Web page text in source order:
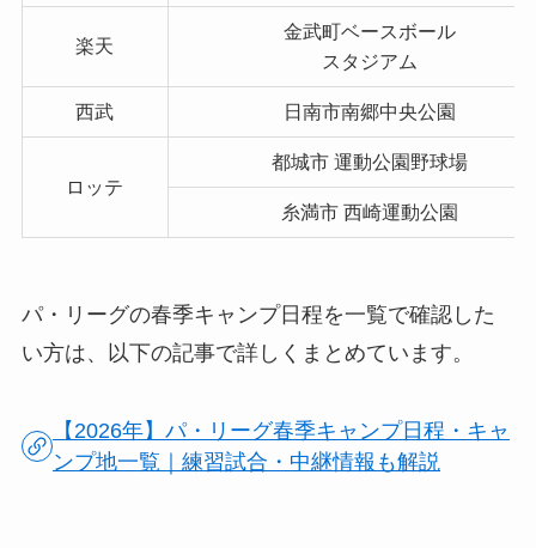
楽天
金武町ベースボール
スタジアム
西武 日南市南郷中央公園
ロッテ
都城市 運動公園野球場
糸満市 西崎運動公園
パ・リーグの春季キャンプ日程を一覧で確認した
い方は、以下の記事で詳しくまとめています。
【2026年】パ・リーグ春季キャンプ日程・キャ
ンプ地一覧｜練習試合・中継情報も解説